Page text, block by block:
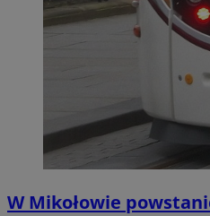
W Mikołowie